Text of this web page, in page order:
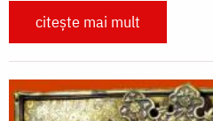
citește mai mult